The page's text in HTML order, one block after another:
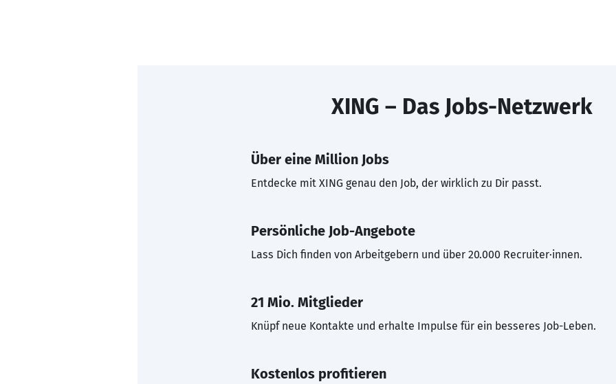
XING – Das Jobs-Netzwerk
Über eine Million Jobs
Entdecke mit XING genau den Job, der wirklich zu Dir passt.
Persönliche Job-Angebote
Lass Dich finden von Arbeitgebern und über 20.000 Recruiter·innen.
21 Mio. Mitglieder
Knüpf neue Kontakte und erhalte Impulse für ein besseres Job-Leben.
Kostenlos profitieren